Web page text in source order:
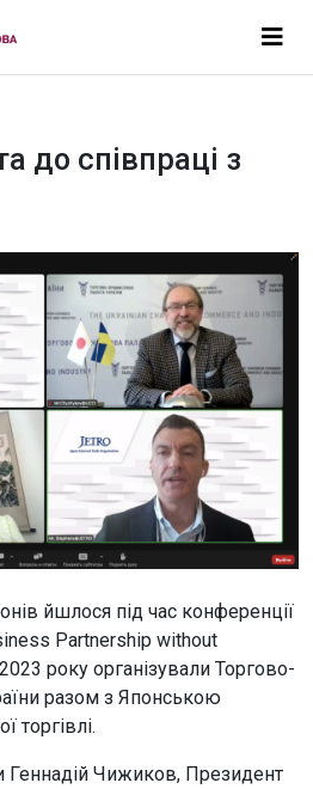
до співпраці з
йшлося під час конференції
Partnership without
року організували Торгово-
разом з Японською
торгівлі.
Геннадій Чижиков, Президент